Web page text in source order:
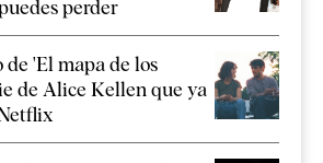
perder
'El mapa de los
de Alice Kellen que ya